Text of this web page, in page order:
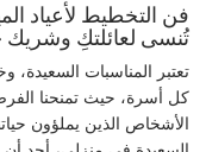
فن التخطيط لأعياد
تُنسى لعائلتكِ وشريك
تعتبر المناسبات السعيدة،
كل أسرة، حيث تمنحنا
الأشخاص الذين يملؤون